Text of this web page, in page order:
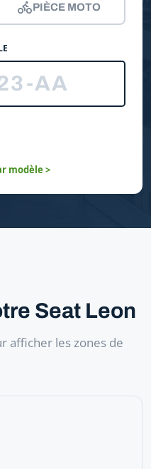
PIÈCE MOTO
modèle >
Seat Leon
afficher les zones de